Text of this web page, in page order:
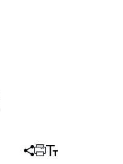
分 打 调